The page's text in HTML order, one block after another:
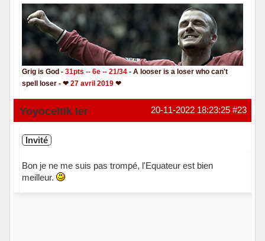
Grig is God - 31pts -- 6e -- 21/34 - A looser is a loser who can't
spell loser - ❤ 27 avril 2019❤
Hors ligne #23
20-11-2022 18:23:25
Yoyoceltik Ier
Invité
Bon je ne me suis pas trompé, l'Equateur est bien
meilleur.